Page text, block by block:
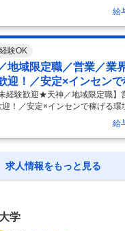
築学生向け就活情報サイト「
的な仕事内容】 【Webサイト
ト◇インハウス×建築士・施工
キャリアアップを支援する『
25h】 ■採用背景： 業界の需要
様が多い中、『総合資格navi
の建築学生に登録
…
給
験OK
地域限定職／営業／業
迎！／安定×インセン
経験歓迎★天神／地域限定職
！／安定×インセンで稼げる環
域限定職】営業※業界トップの
ンで稼げる環境 【具体的な仕
★必須資格の取得講座で顧客ニ
を両立／新卒3年目平均年収
アップ可能】 ■業務の概要 当社
給
求人情報をもっと見る
学